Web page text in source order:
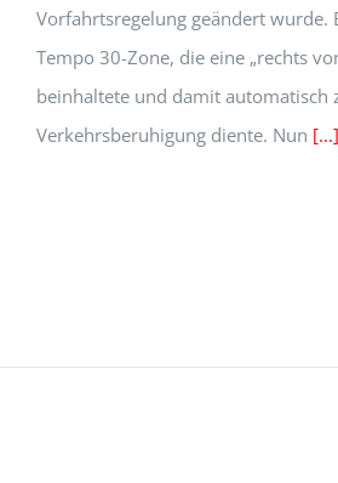
Vorfahrtsregelung geändert wurde.
Tempo 30-Zone, die eine „rechts
beinhaltete und damit automatisch
Verkehrsberuhigung diente. Nun [...]